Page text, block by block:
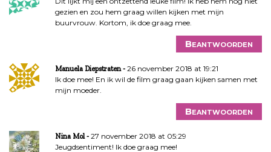
gezien en zou hem graag willen kijken met mijn
buurvrouw. Kortom, ik doe graag mee.
Beantwoorden
Manuela Diepstraten
26 november 2018 at 19:21
Ik doe mee! En ik wil de film graag gaan kijken samen met
mijn moeder.
Beantwoorden
Nina Mol
27 november 2018 at 05:29
Jeugdsentiment! Ik doe graag mee!